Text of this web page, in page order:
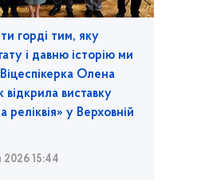
горді тим, яку
і давню історію ми
Олена
відкрила виставку
реліквія» у Верховній
2026 15:44